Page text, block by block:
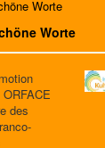
Worte
des